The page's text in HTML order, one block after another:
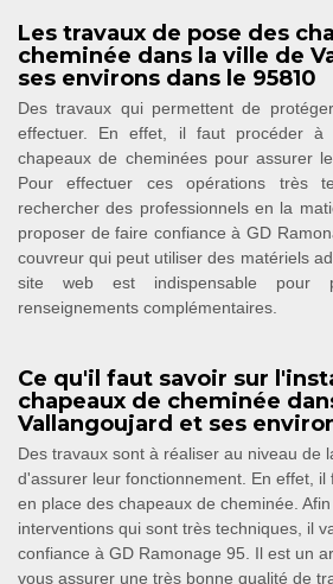
Les travaux de pose des
cheminée dans la ville de
ses environs dans le 95810
Des travaux qui permettent de
effectuer. En effet, il faut procéder
chapeaux de cheminées pour assurer
Pour effectuer ces opérations très
rechercher des professionnels en la
proposer de faire confiance à GD
couvreur qui peut utiliser des matériels
site web est indispensable pour
renseignements complémentaires.
Ce qu'il faut savoir sur
chapeaux de cheminée
Vallangoujard et ses
Des travaux sont à réaliser au niveau de
d'assurer leur fonctionnement. En effet, il
en place des chapeaux de cheminée.
interventions qui sont très techniques, il
confiance à GD Ramonage 95. Il est un
vous assurer une très bonne qualité de